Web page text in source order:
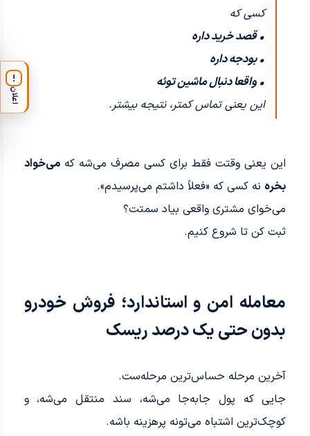
کسی که
• قصد خرید داره
• بودجه داره
• واقعا دنبال ماشین توئه
این یعنی تماس کمتر، نتیجه بیشتر.
این یعنی وقتت فقط برای کسی مصرف می‌شه کهمی‌خواد
بخره نه کسی که «فعلاً داشتم می‌پرسیدم».
می‌خوای مشتری واقعی بیاد سمتت؟
ثبت کن تا شروع کنیم.
معامله امن و استاندارد؛ فروش خودرو
بدون حتی یک درصد ریسک
آخرین مرحله حساس‌ترین مرحله‌ست.
جایی که پول جابه‌جا می‌شه، سند منتقل می‌شه، و
کوچک‌ترین اشتباه می‌تونه پرهزینه باشه.
!
اعلان